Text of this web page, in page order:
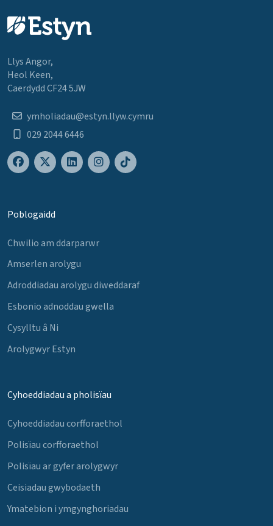
Llys Angor,
Heol Keen,
Caerdydd CF24 5JW
ymholiadau@estyn.llyw.cymru
029 2044 6446
Poblogaidd
Chwilio am ddarparwr
Amserlen arolygu
Adroddiadau arolygu diweddaraf
Esbonio adnoddau gwella
Cysylltu â Ni
Arolygwyr Estyn
Cyhoeddiadau a pholisïau
Cyhoeddiadau corfforaethol
Polisïau corfforaethol
Polisïau ar gyfer arolygwyr
Ceisiadau gwybodaeth
Ymatebion i ymgynghoriadau